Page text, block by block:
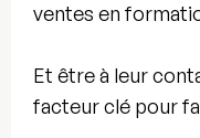
ventes en
Et être à leur
facteur clé pour